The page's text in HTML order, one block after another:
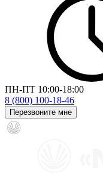
ПН-ПТ 10:00-18:00
8 (800) 100-18-46
Перезвоните мне